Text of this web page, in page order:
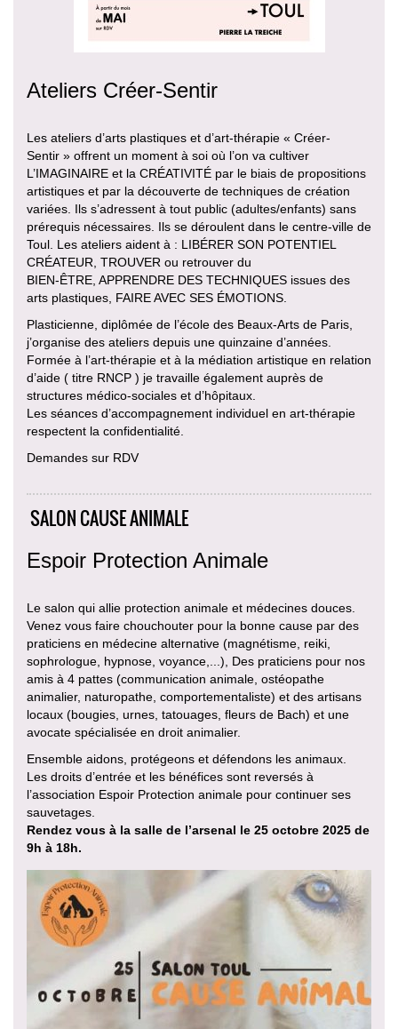
Ateliers Créer-Sentir
Les ateliers d’arts plastiques et d’art-thérapie « Créer-
Sentir » offrent un moment à soi où l’on va cultiver
L’IMAGINAIRE et la CRÉATIVITÉ par le biais de propositions
artistiques et par la découverte de techniques de création
variées. Ils s’adressent à tout public (adultes/enfants) sans
prérequis nécessaires. Ils se déroulent dans le centre-ville de
Toul. Les ateliers aident à : LIBÉRER SON POTENTIEL
CRÉATEUR, TROUVER ou retrouver du
BIEN-ÊTRE, APPRENDRE DES TECHNIQUES issues des
arts plastiques, FAIRE AVEC SES ÉMOTIONS.
Plasticienne, diplômée de l’école des Beaux-Arts de Paris,
j’organise des ateliers depuis une quinzaine d’années.
Formée à l’art-thérapie et à la médiation artistique en relation
d’aide ( titre RNCP ) je travaille également auprès de
structures médico-sociales et d’hôpitaux.
Les séances d’accompagnement individuel en art-thérapie
respectent la confidentialité.
Demandes sur RDV
SALON CAUSE ANIMALE
Espoir Protection Animale
Le salon qui allie protection animale et médecines douces.
Venez vous faire chouchouter pour la bonne cause par des
praticiens en médecine alternative (magnétisme, reiki,
sophrologue, hypnose, voyance,...), Des praticiens pour nos
amis à 4 pattes (communication animale, ostéopathe
animalier, naturopathe, comportementaliste) et des artisans
locaux (bougies, urnes, tatouages, fleurs de Bach) et une
avocate spécialisée en droit animalier.
Ensemble aidons, protégeons et défendons les animaux.
Les droits d’entrée et les bénéfices sont reversés à
l’association Espoir Protection animale pour continuer ses
sauvetages.
Rendez vous à la salle de l’arsenal le 25 octobre 2025 de
9h à 18h.